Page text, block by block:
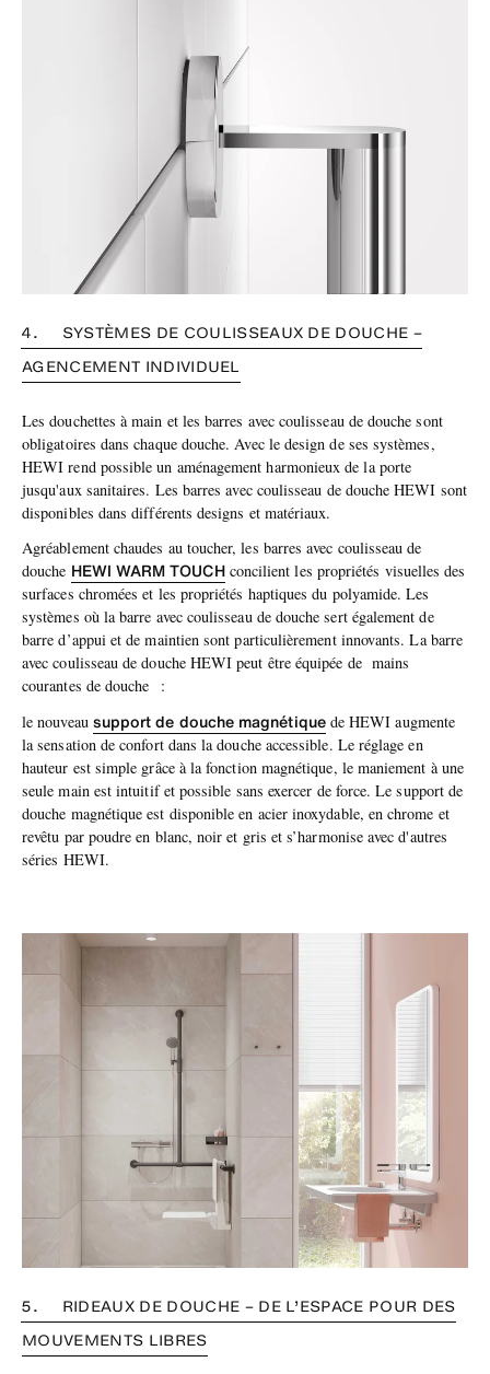
4. SYSTÈMES DE COULISSEAUX DE DOUCHE –
AGENCEMENT INDIVIDUEL
Les douchettes à main et les barres avec coulisseau de douche sont
obligatoires dans chaque douche. Avec le design de ses systèmes,
HEWI rend possible un aménagement harmonieux de la porte
jusqu'aux sanitaires. Les barres avec coulisseau de douche HEWI sont
disponibles dans différents designs et matériaux.
Agréablement chaudes au toucher, les barres avec coulisseau de
douche HEWI WARM TOUCH concilient les propriétés visuelles des
surfaces chromées et les propriétés haptiques du polyamide. Les
systèmes où la barre avec coulisseau de douche sert également de
barre d’appui et de maintien sont particulièrement innovants. La barre
avec coulisseau de douche HEWI peut être équipée de mains
courantes de douche :
le nouveau support de douche magnétique de HEWI augmente
la sensation de confort dans la douche accessible. Le réglage en
hauteur est simple grâce à la fonction magnétique, le maniement à une
seule main est intuitif et possible sans exercer de force. Le support de
douche magnétique est disponible en acier inoxydable, en chrome et
revêtu par poudre en blanc, noir et gris et s’harmonise avec d'autres
séries HEWI.
5. RIDEAUX DE DOUCHE – DE L’ESPACE POUR DES
MOUVEMENTS LIBRES